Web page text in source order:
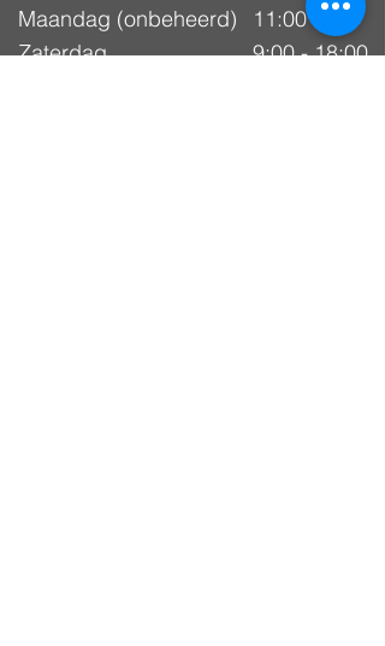
Maandag (onbeheerd)
Selfwash
11:00 -
18:00
Zaterdag
9:00 - 18:00